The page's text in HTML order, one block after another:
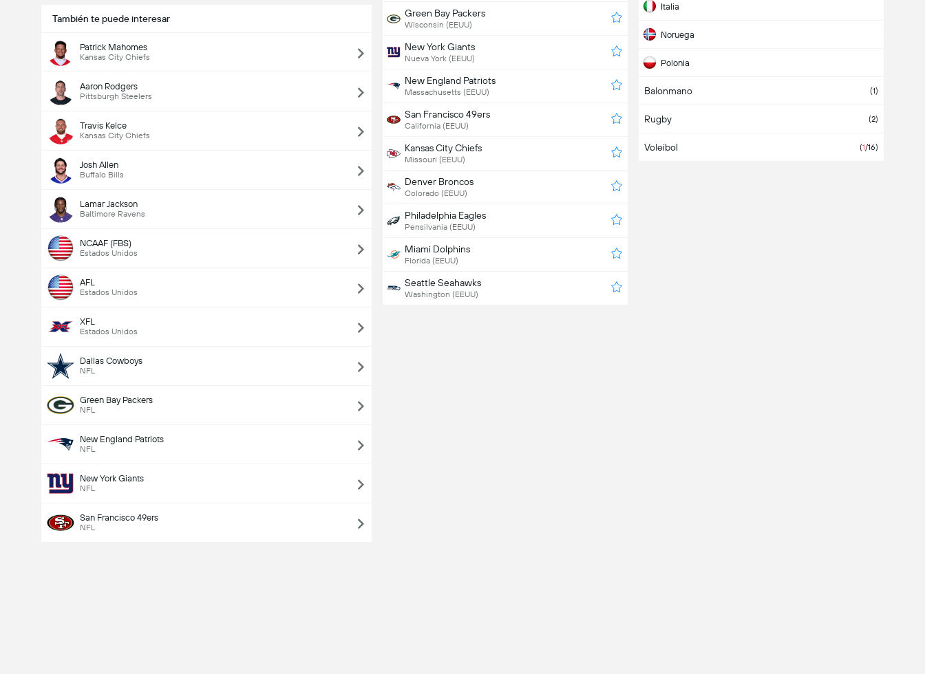
También te puede interesar
Patrick Mahomes
Kansas City Chiefs
Aaron Rodgers
Pittsburgh Steelers
Travis Kelce
Kansas City Chiefs
Josh Allen
Buffalo Bills
Lamar Jackson
Baltimore Ravens
NCAAF (FBS)
Estados Unidos
AFL
Estados Unidos
XFL
Estados Unidos
Dallas Cowboys
NFL
Green Bay Packers
NFL
New England Patriots
NFL
New York Giants
NFL
San Francisco 49ers
NFL
Italia
Noruega
Polonia
Republica Checa
Balonmano (1)
Rugby (2)
Voleibol (1/16)
Green Bay Packers
Wisconsin (EEUU)
New York Giants
Nueva York (EEUU)
New England Patriots
Massachusetts (EEUU)
San Francisco 49ers
California (EEUU)
Kansas City Chiefs
Missouri (EEUU)
Denver Broncos
Colorado (EEUU)
Philadelphia Eagles
Pensilvania (EEUU)
Miami Dolphins
Florida (EEUU)
Seattle Seahawks
Washington (EEUU)